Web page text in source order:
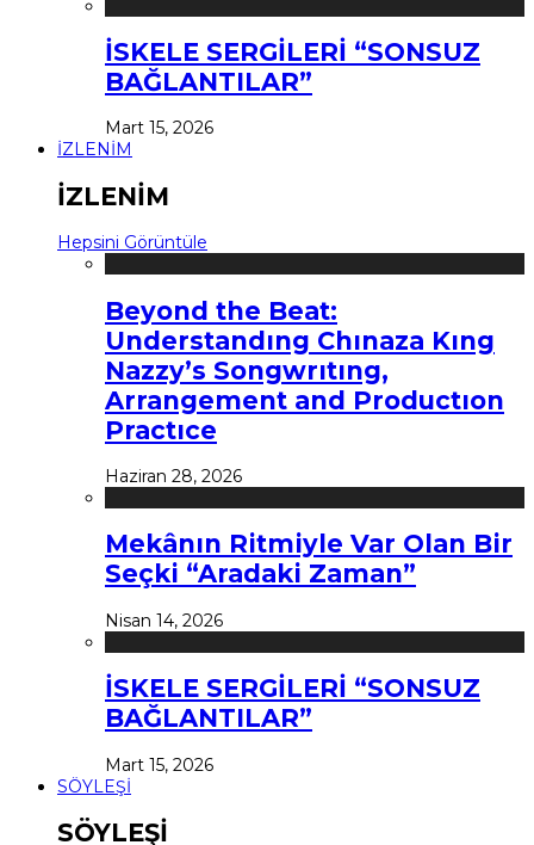
İSKELE SERGİLERİ “SONSUZ
BAĞLANTILAR”
Mart 15, 2026
İZLENİM
İZLENİM
Hepsini Görüntüle
Beyond the Beat:
Understandıng Chınaza Kıng
Nazzy’s Songwrıtıng,
Arrangement and Productıon
Practıce
Haziran 28, 2026
Mekânın Ritmiyle Var Olan Bir
Seçki “Aradaki Zaman”
Nisan 14, 2026
İSKELE SERGİLERİ “SONSUZ
BAĞLANTILAR”
Mart 15, 2026
SÖYLEŞİ
SÖYLEŞİ